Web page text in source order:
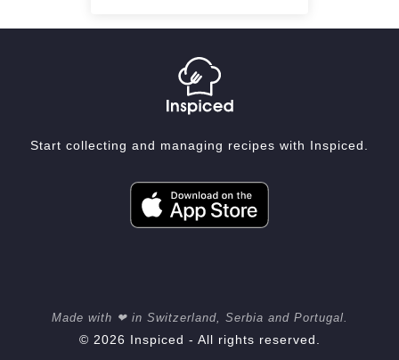
Start collecting and managing recipes with Inspiced.
Made with ❤ in Switzerland, Serbia and Portugal.
© 2026 Inspiced - All rights reserved.